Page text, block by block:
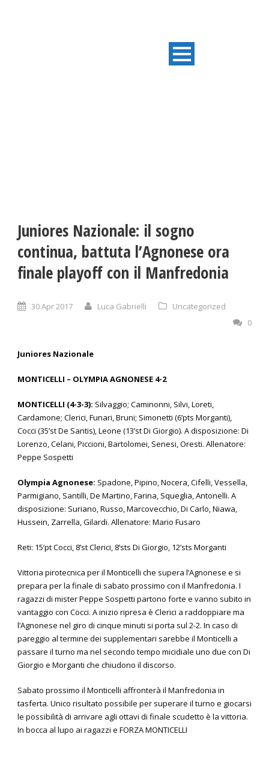
Juniores Nazionale: il sogno
continua, battuta l’Agnonese ora
finale playoff con il Manfredonia
30 Apr 2017 Luca Gabrielli
Uncategorized
0
Juniores Nazionale
MONTICELLI – OLYMPIA AGNONESE 4-2
MONTICELLI (4-3-3): Silvaggio; Caminonni, Silvi, Loreti,
Cardamone; Clerici, Funari, Bruni; Simonetti (6’pts Morganti),
Cocci (35’st De Santis), Leone (13’st Di Giorgio). A disposizione: Di
Lorenzo, Celani, Piccioni, Bartolomei, Senesi, Oresti. Allenatore:
Peppe Sospetti
Olympia Agnonese: Spadone, Pipino, Nocera, Cifelli, Vessella,
Parmigiano, Santilli, De Martino, Farina, Squeglia, Antonelli. A
disposizione: Suriano, Russo, Marcovecchio, Di Carlo, Niawa,
Hussein, Zarrella, Gilardi. Allenatore: Mario Fusaro
Reti: 15’pt Cocci, 8’st Clerici, 8’sts Di Giorgio, 12’sts Morganti
Vittoria pirotecnica per il Monticelli che supera l’Agnonese e si
prepara per la finale di sabato prossimo con il Manfredonia. I
ragazzi di mister Peppe Sospetti partono forte e vanno subito in
vantaggio con Cocci. A inizio ripresa è Clerici a raddoppiare ma
l’Agnonese nel giro di cinque minuti si porta sul 2-2. In caso di
pareggio al termine dei supplementari sarebbe il Monticelli a
passare il turno ma nel secondo tempo micidiale uno due con Di
Giorgio e Morganti che chiudono il discorso.
Sabato prossimo il Monticelli affronterà il Manfredonia in
tasferta. Unico risultato possibile per superare il turno e giocarsi
le possibilità di arrivare agli ottavi di finale scudetto è la vittoria.
In bocca al lupo ai ragazzi e FORZA MONTICELLI